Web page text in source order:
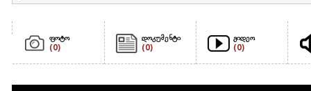
ფოტო
(0)
დოკუმენტი
(0)
ვიდეო
(0)